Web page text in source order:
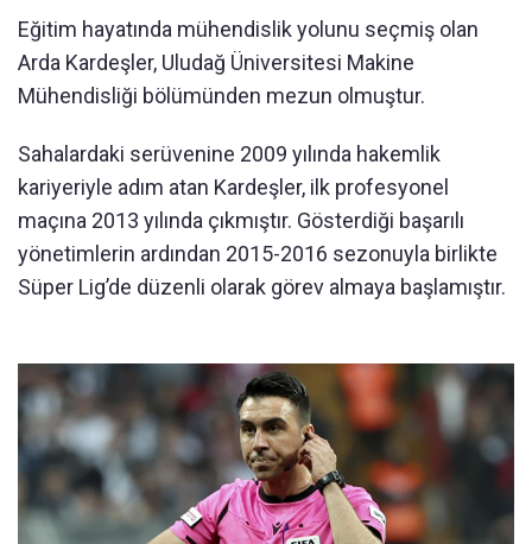
Eğitim hayatında mühendislik yolunu seçmiş olan
Arda Kardeşler, Uludağ Üniversitesi Makine
Mühendisliği bölümünden mezun olmuştur.
Sahalardaki serüvenine 2009 yılında hakemlik
kariyeriyle adım atan Kardeşler, ilk profesyonel
maçına 2013 yılında çıkmıştır. Gösterdiği başarılı
yönetimlerin ardından 2015-2016 sezonuyla birlikte
Süper Lig’de düzenli olarak görev almaya başlamıştır.